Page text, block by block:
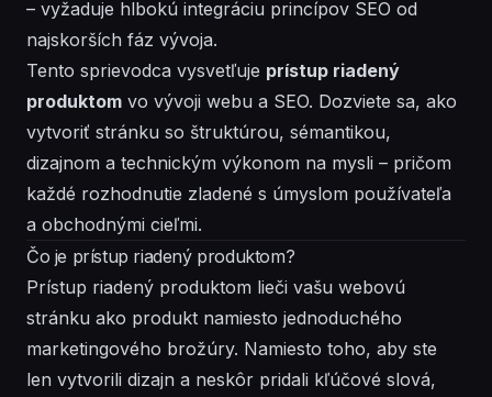
– vyžaduje hlbokú integráciu princípov SEO od
najskorších fáz vývoja.
Tento sprievodca vysvetľuje prístup riadený
produktom vo vývoji webu a SEO. Dozviete sa, ako
vytvoriť stránku so štruktúrou, sémantikou,
dizajnom a technickým výkonom na mysli – pričom
každé rozhodnutie zladené s úmyslom používateľa
a obchodnými cieľmi.
Čo je prístup riadený produktom?
Prístup riadený produktom lieči vašu webovú
stránku ako produkt namiesto jednoduchého
marketingového brožúry. Namiesto toho, aby ste
len vytvorili dizajn a neskôr pridali kľúčové slová,